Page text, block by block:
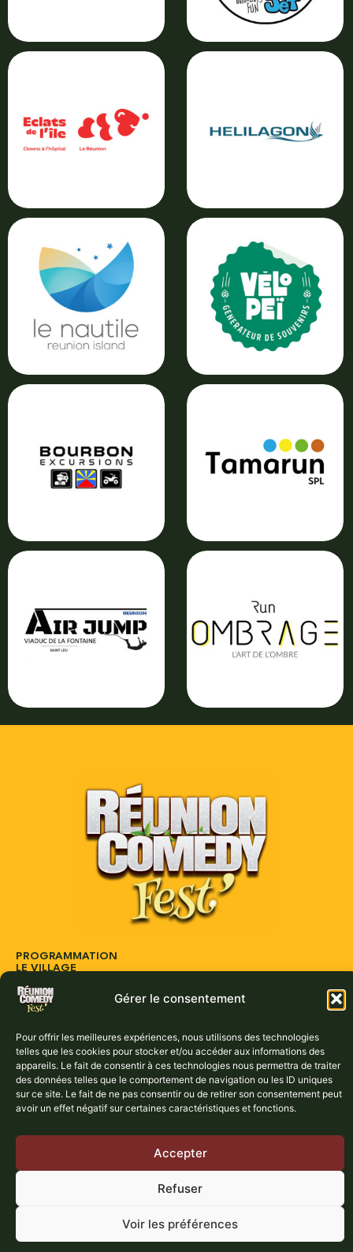
Gérer le consentement
Pour offrir les meilleures expériences, nous utilisons des technologies
telles que les cookies pour stocker et/ou accéder aux informations des
appareils. Le fait de consentir à ces technologies nous permettra de traiter
des données telles que le comportement de navigation ou les ID uniques
sur ce site. Le fait de ne pas consentir ou de retirer son consentement peut
avoir un effet négatif sur certaines caractéristiques et fonctions.
Accepter
Refuser
Voir les préférences
PROGRAMMATION
LE VILLAGE
ACTUS
PARTENAIRES
CONTACT
Réservez vos places dès maintenant :
BILLETTERIE
Politique de confidentialité
Copyright © Réunion Comedy Fest 2025 – Tous droits réservés |